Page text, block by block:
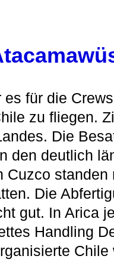
für die
zu fliegen.
Die
den deutlich
Cuzco
Die
gut. In Arica
Handling